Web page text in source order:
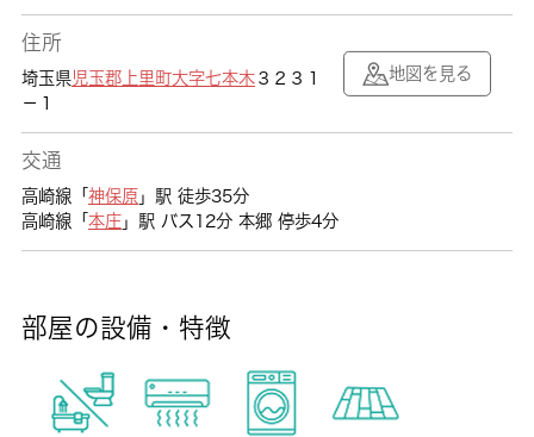
住所
埼玉県児玉郡上里町大字七本木３２３１
－１
地図を見る
交通
高崎線「 神保原」駅 徒歩35分
高崎線「 本庄」駅 バス12分 本郷 停歩4分
部屋の設備・特徴